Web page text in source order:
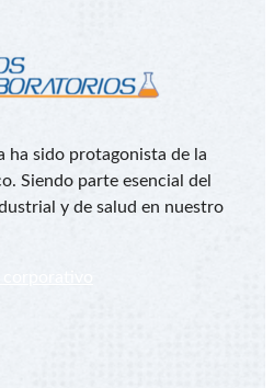
ha sido protagonista de la
Siendo parte esencial del
y de salud en nuestro